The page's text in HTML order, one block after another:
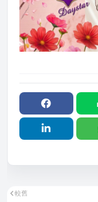
較舊